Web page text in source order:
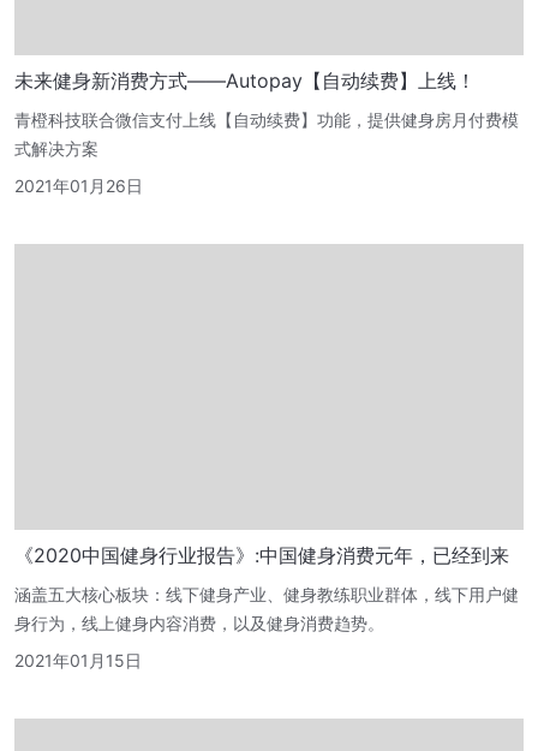
未来健身新消费方式——Autopay【自动续费】上线！
青橙科技联合微信支付上线【自动续费】功能，提供健身房月付费模
式解决方案
2021年01月26日
《2020中国健身行业报告》:中国健身消费元年，已经到来
涵盖五大核心板块：线下健身产业、健身教练职业群体，线下用户健
身行为，线上健身内容消费，以及健身消费趋势。
2021年01月15日